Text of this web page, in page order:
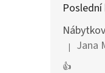
| Jana
👍